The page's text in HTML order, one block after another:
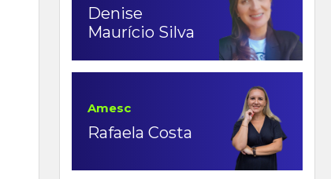
Denise
Maurício Silva
Amesc
Rafaela Costa